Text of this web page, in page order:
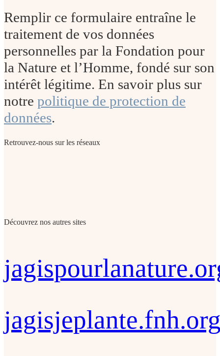
Remplir ce formulaire entraîne le
traitement de vos données
personnelles par la Fondation pour
la Nature et l’Homme, fondé sur son
intérêt légitime. En savoir plus sur
notre politique de protection de
données.
Retrouvez-nous sur les réseaux
Découvrez nos autres sites